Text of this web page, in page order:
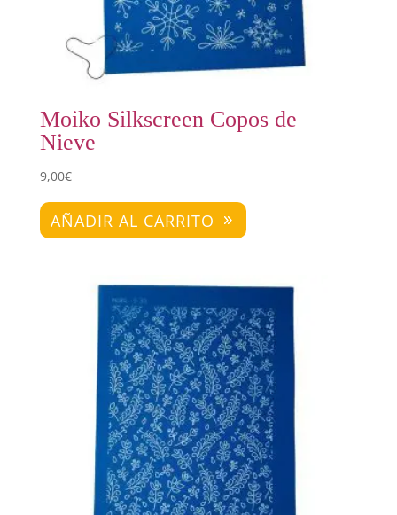
Moiko Silkscreen Copos de
Nieve
9,00€
AÑADIR AL CARRITO